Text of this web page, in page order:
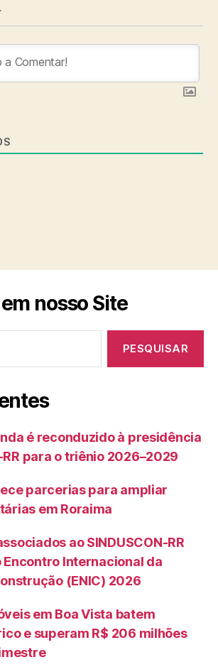
nosso Site
é reconduzido à presidência
para o triênio 2026–2029
parcerias para ampliar
em Roraima
ao SINDUSCON-RR
Internacional da
(ENIC) 2026
em Boa Vista batem
e superam R$ 206 milhões